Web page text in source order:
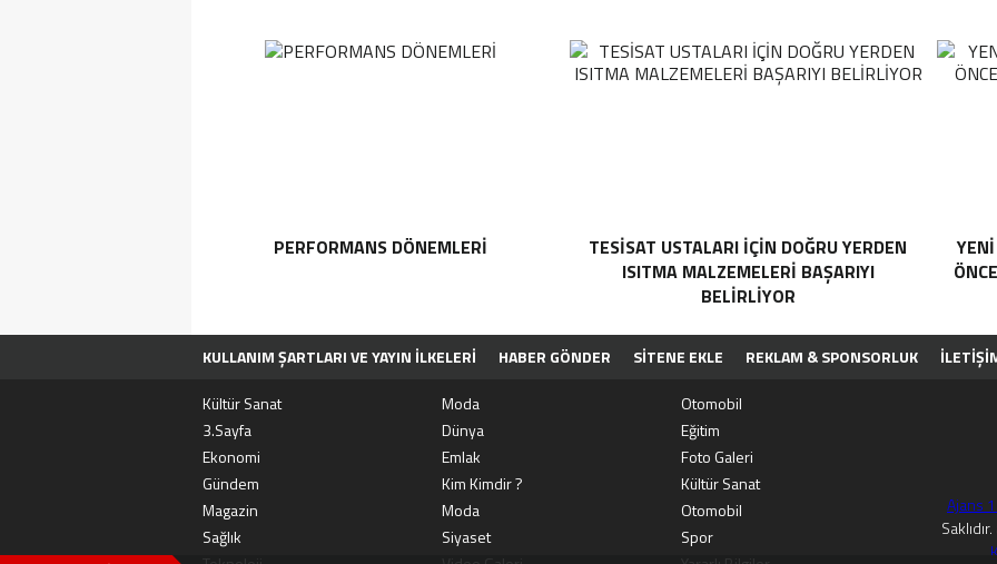
PERFORMANS DÖNEMLERI
TESISAT USTALARI İÇIN DOĞRU YERDEN
ISITMA MALZEMELERI BAŞARIYI
BELIRLIYOR
KULLANIM ŞARTLARI VE YAYIN İLKELERI HABER GÖNDER SİTENE EKLE REKLAM & SPONSORLUK
TÜM MANŞET HABERLERI
MOVIEBOX APP
Kültür Sanat Moda
Otomobil
3.Sayfa
Dünya
Eğitim
Ekonomi
Emlak
Foto Galeri
Gündem
Kim Kimdir ?
Kültür Sanat
Magazin
Moda
Otomobil
Sağlık
Siyaset
Spor
Ajans